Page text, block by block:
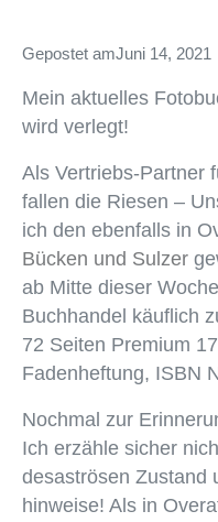
Gepostet amJuni 14, 2021
Mein aktuelles
wird verlegt!
Als Vertriebs-Partner
fallen die Riesen –
ich den ebenfalls in
Bücken und Sulzer
ab Mitte dieser
Buchhandel käuflich
72 Seiten Premium
Fadenheftung, ISBN
Nochmal zur
Ich erzähle sicher
desaströsen Zustand
hinweise! Als in